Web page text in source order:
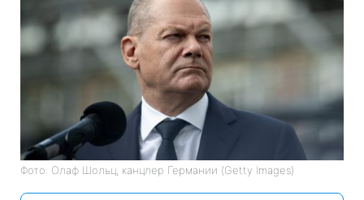
Фото: Олаф Шольц, канцлер Германии (Getty Images)